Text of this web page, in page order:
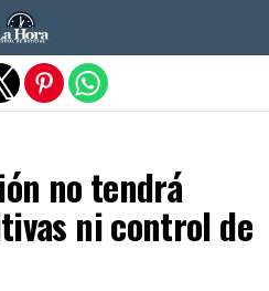
no tendrá
ni control de
versión móvil